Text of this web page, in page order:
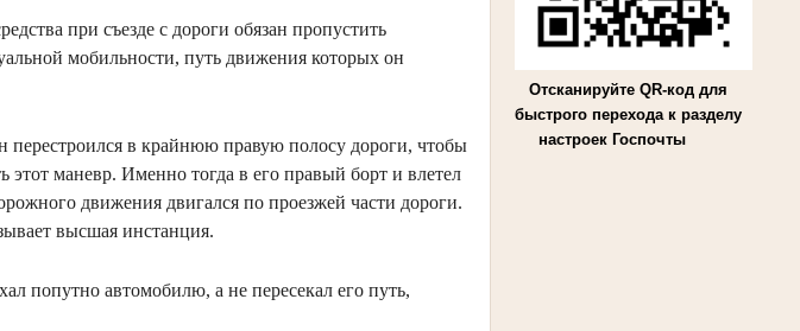
Отсканируйте QR-код для
быстрого перехода к разделу
настроек Госпочты
при съезде с дороги обязан пропустить
мобильности, путь движения которых он
перестроился в крайнюю правую полосу дороги, чтобы
этот маневр. Именно тогда в его правый борт и влетел
движения двигался по проезжей части дороги.
высшая инстанция.
попутно автомобилю, а не пересекал его путь,